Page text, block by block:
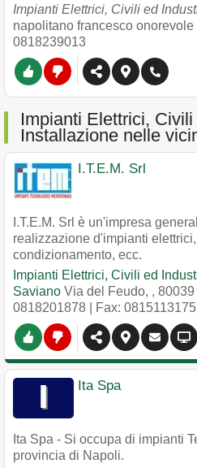
Impianti Elettrici, Civili ed
napolitano francesco onorevole
0818239013
Impianti Elettrici,
Installazione nelle
I.T.E.M. Srl
I.T.E.M. Srl è un'impresa
realizzazione d'impianti
condizionamento, ecc.
Impianti Elettrici, Civili ed
Saviano Via del Feudo, , 80039
0818201878 | Fax: 0815113175
Ita Spa
Ita Spa - Si occupa di impianti
provincia di Napoli.